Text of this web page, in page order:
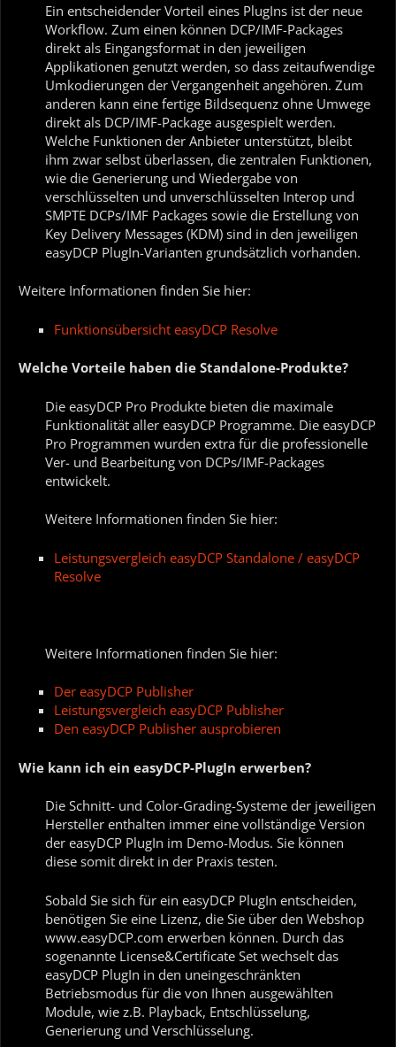
Ein entscheidender Vorteil eines PlugIns ist der neue
Workflow. Zum einen können DCP/IMF-Packages
direkt als Eingangsformat in den jeweiligen
Applikationen genutzt werden, so dass zeitaufwendige
Umkodierungen der Vergangenheit angehören. Zum
anderen kann eine fertige Bildsequenz ohne Umwege
direkt als DCP/IMF-Package ausgespielt werden.
Welche Funktionen der Anbieter unterstützt, bleibt
ihm zwar selbst überlassen, die zentralen Funktionen,
wie die Generierung und Wiedergabe von
verschlüsselten und unverschlüsselten Interop und
SMPTE DCPs/IMF Packages sowie die Erstellung von
Key Delivery Messages (KDM) sind in den jeweiligen
easyDCP PlugIn-Varianten grundsätzlich vorhanden.
Weitere Informationen finden Sie hier:
Funktionsübersicht easyDCP Resolve
Welche Vorteile haben die Standalone-Produkte?
Die easyDCP Pro Produkte bieten die maximale
Funktionalität aller easyDCP Programme. Die easyDCP
Pro Programmen wurden extra für die professionelle
Ver- und Bearbeitung von DCPs/IMF-Packages
entwickelt.
Weitere Informationen finden Sie hier:
Leistungsvergleich easyDCP Standalone / easyDCP
Resolve
Weitere Informationen finden Sie hier:
Der easyDCP Publisher
Leistungsvergleich easyDCP Publisher
Den easyDCP Publisher ausprobieren
Wie kann ich ein easyDCP-PlugIn erwerben?
Die Schnitt- und Color-Grading-Systeme der jeweiligen
Hersteller enthalten immer eine vollständige Version
der easyDCP PlugIn im Demo-Modus. Sie können
diese somit direkt in der Praxis testen.
Sobald Sie sich für ein easyDCP PlugIn entscheiden,
benötigen Sie eine Lizenz, die Sie über den Webshop
www.easyDCP.com erwerben können. Durch das
sogenannte License&Certificate Set wechselt das
easyDCP PlugIn in den uneingeschränkten
Betriebsmodus für die von Ihnen ausgewählten
Module, wie z.B. Playback, Entschlüsselung,
Generierung und Verschlüsselung.